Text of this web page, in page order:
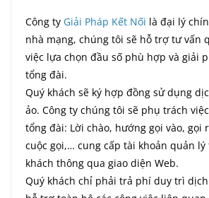
Công ty Giải Pháp Kết Nối là đại lý
nhà mạng, chúng tôi sẽ hỗ trợ tư vấn
việc lựa chọn đầu số phù hợp và giải
tổng đài.
Quý khách sẽ ký hợp đồng sử dụng
ảo. Công ty chúng tôi sẽ phụ trách
tổng đài: Lời chào, hướng gọi vào, gọi
cuộc gọi,… cung cấp tài khoản quản
khách thông qua giao diện Web.
Quý khách chỉ phải trả phí duy trì